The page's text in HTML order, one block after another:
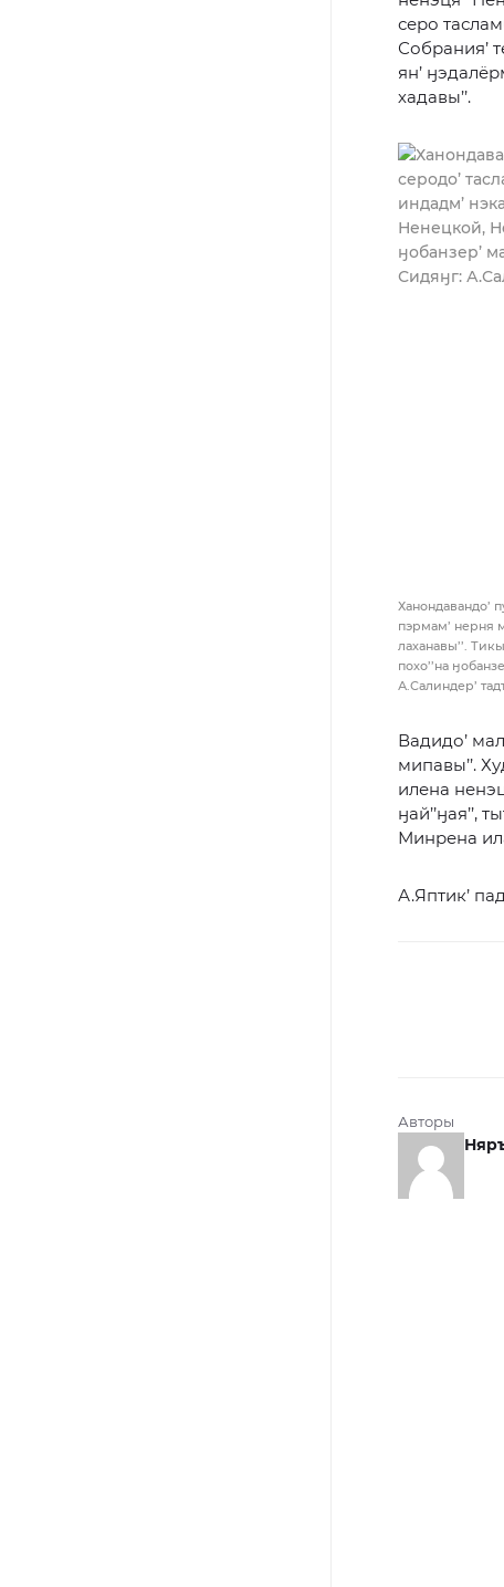
серо
Собрания’
ян’
хадавы’’.
Ханондавандо’
пэрмам’ нерня
лаханавы’’.
похо’’на
А.Салиндер’
Вадидо’
мипавы’’.
илена
ӈай’’ӈая’’,
Минрена
А.Яптик’
Авторы